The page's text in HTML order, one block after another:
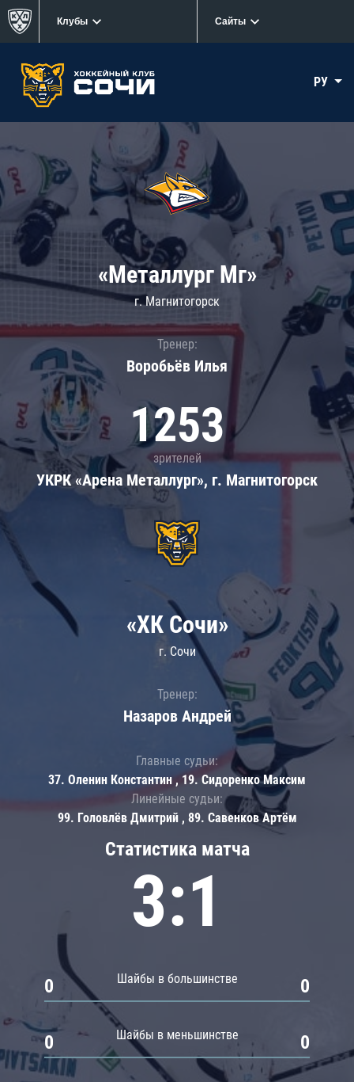
Клубы Сайты
РУ
«Металлург Мг»
г. Магнитогорск
Тренер:
Воробьёв Илья
1253
зрителей
УКРК «Арена Металлург», г. Магнитогорск
Статистика матча
3:1
Шайбы в большинстве
0 0
Шайбы в меньшинстве
0 0
«ХК Сочи»
г. Сочи
Тренер:
Назаров Андрей
Главные судьи:
37. Оленин Константин , 19. Сидоренко Максим
Линейные судьи:
99. Головлёв Дмитрий , 89. Савенков Артём